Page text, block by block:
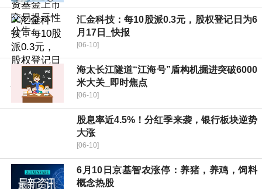
汇金科技：每10股派0.3元，股权登记日为6
月17日_快报
[06-10]
海太长江隧道“江海号”盾构机掘进突破6000
米大关_即时焦点
[06-10]
股息率近4.5%！分红季来袭，银行板块逆势
大涨
[06-10]
6月10日京基智农涨停：养猪，养鸡，饲料
概念热股